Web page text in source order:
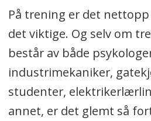
På trening er det
det viktige. Og selv om
består av både
industrimekaniker,
studenter,
annet, er det glemt så